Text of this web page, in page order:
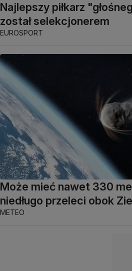
Najlepszy piłkarz
został selekcjonerem
EUROSPORT
Może mieć nawet 330
niedługo przeleci obok
METEO